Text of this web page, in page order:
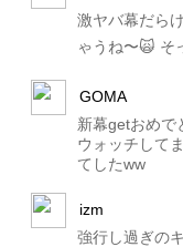
激ヤバ幕だら
ゃうね〜🙀 そ
GOMA
新幕getおめで
ウォッチして
てしたww
izm
強行し過ぎの